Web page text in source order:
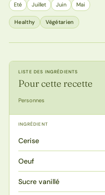
Eté Juillet Juin Mai
Healthy Végétarien
LISTE DES INGRÉDIENTS
Pour cette recette
Personnes
INGRÉDIENT
Cerise
Oeuf
Sucre vanillé